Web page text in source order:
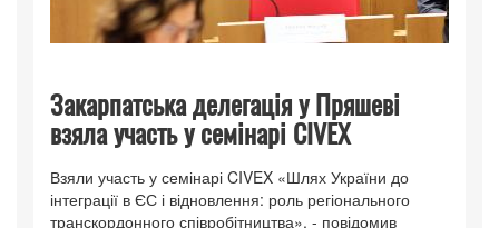
Закарпатська делегація у Пряшеві
взяла участь у семінарі CIVEX
Взяли участь у семінарі CIVEX «Шлях України до
інтеграції в ЄС і відновлення: роль регіонального
транскордонного співробітництва», - повідомив